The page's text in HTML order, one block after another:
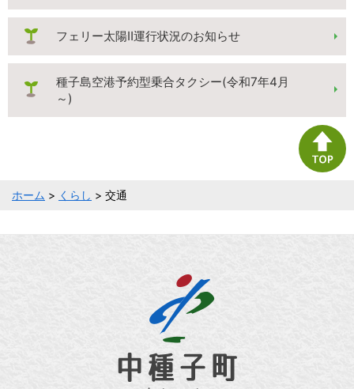
フェリー太陽Ⅱ運行状況のお知らせ
種子島空港予約型乗合タクシー(令和7年4月
～)
ホーム > くらし > 交通